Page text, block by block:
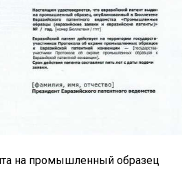
на промышленный образец